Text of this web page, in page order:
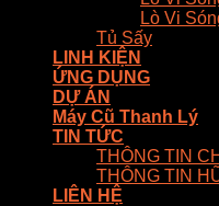
Lò Vi
Tủ Sấy
LINH KIỆN
ỨNG DỤNG
DỰ ÁN
Máy Cũ Thanh Lý
TIN TỨC
THÔNG TIN
THÔNG TIN
LIÊN HỆ